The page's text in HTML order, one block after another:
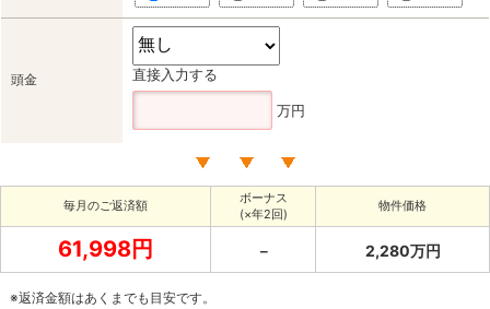
頭金 直接入力する
万円
毎月のご返済額
ボーナス
(×年2回)
物件価格
61,998円 － 2,280万円
※返済金額はあくまでも目安です。